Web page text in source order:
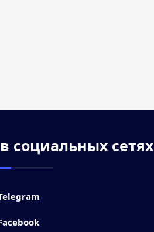
социальных сетях